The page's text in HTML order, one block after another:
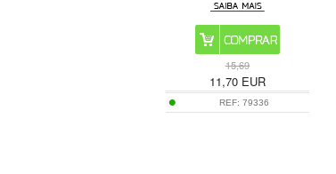
15,69
11,70EUR
REF: 79336